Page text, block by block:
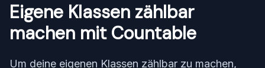
Eigene Klassen zählbar
machen mit Countable
Um deine eigenen Klassen zählbar zu machen,